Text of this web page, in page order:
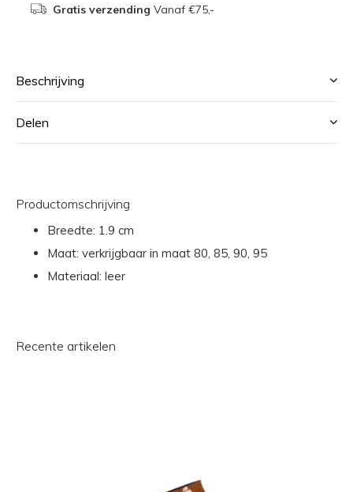
Gratis verzending Vanaf €75,-
Beschrijving
Delen
Productomschrijving
Breedte: 1.9 cm
Maat: verkrijgbaar in maat 80, 85, 90, 95
Materiaal: leer
Recente artikelen